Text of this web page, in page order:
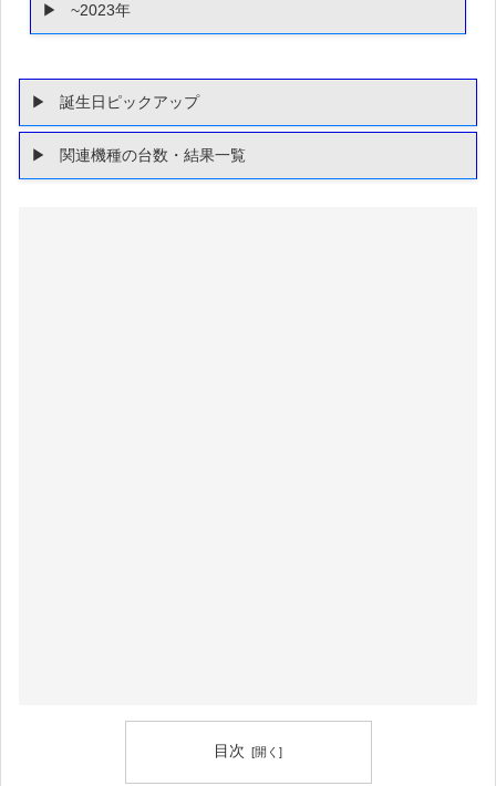
~2023年
誕生日ピックアップ
関連機種の台数・結果一覧
目次